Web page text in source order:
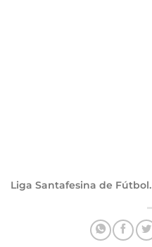
Liga Santafesina de Fútbol.